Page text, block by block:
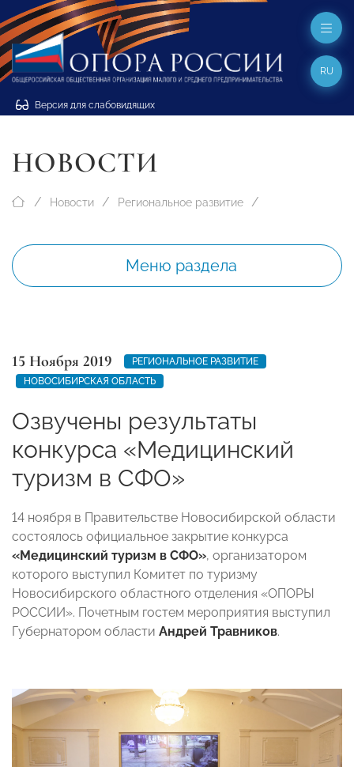
Версия для слабовидящих
RU
НОВОСТИ
Новости Региональное развитие
Меню раздела
15 Ноября 2019
РЕГИОНАЛЬНОЕ РАЗВИТИЕ
НОВОСИБИРСКАЯ ОБЛАСТЬ
Озвучены результаты
конкурса «Медицинский
туризм в СФО»
14 ноября в Правительстве Новосибирской области
состоялось официальное закрытие конкурса
«Медицинский туризм в СФО», организатором
которого выступил Комитет по туризму
Новосибирского областного отделения «ОПОРЫ
РОССИИ». Почетным гостем мероприятия выступил
Губернатором области Андрей Травников.